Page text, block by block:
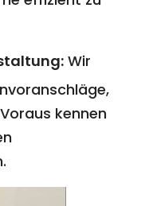
Wir
kennen